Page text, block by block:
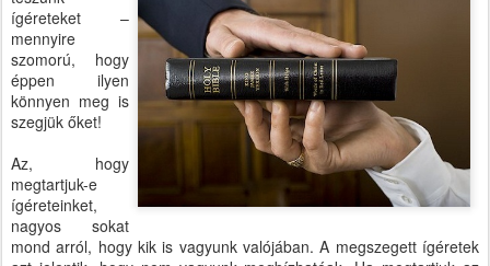
ígéreteket –
mennyire
szomorú, hogy
éppen ilyen
könnyen meg is
szegjük őket!
Az, hogy
megtartjuk-e
ígéreteinket,
nagyos sokat
mond arról, hogy kik is vagyunk valójában. A megszegett ígéretek